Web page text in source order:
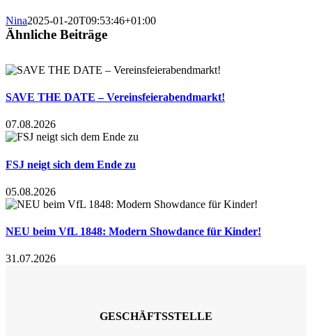
Nina2025-01-20T09:53:46+01:00
Ähnliche Beiträge
SAVE THE DATE – Vereinsfeierabendmarkt!
07.08.2026
FSJ neigt sich dem Ende zu
05.08.2026
NEU beim VfL 1848: Modern Showdance für Kinder!
31.07.2026
GESCHÄFTSSTELLE